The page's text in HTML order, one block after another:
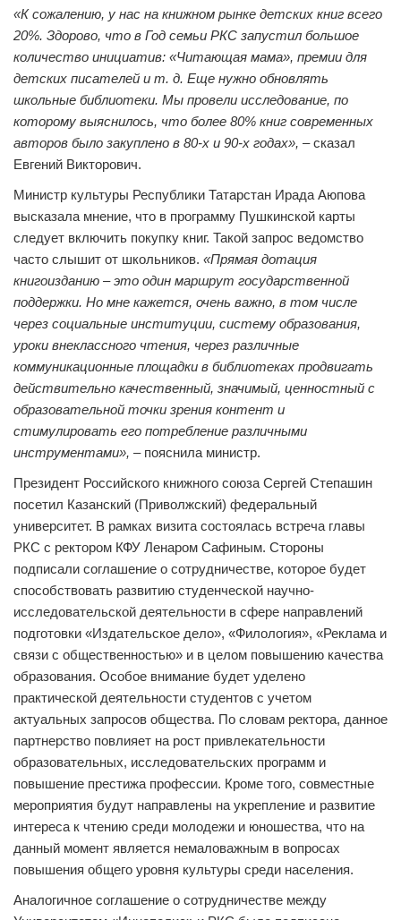
«К сожалению, у нас на книжном рынке детских книг всего
20%. Здорово, что в Год семьи РКС запустил большое
количество инициатив: «Читающая мама», премии для
детских писателей и т. д. Еще нужно обновлять
школьные библиотеки. Мы провели исследование, по
которому выяснилось, что более 80% книг современных
авторов было закуплено в 80-х и 90-х годах», – сказал
Евгений Викторович.
Министр культуры Республики Татарстан Ирада Аюпова
высказала мнение, что в программу Пушкинской карты
следует включить покупку книг. Такой запрос ведомство
часто слышит от школьников. «Прямая дотация
книгоизданию – это один маршрут государственной
поддержки. Но мне кажется, очень важно, в том числе
через социальные институции, систему образования,
уроки внеклассного чтения, через различные
коммуникационные площадки в библиотеках продвигать
действительно качественный, значимый, ценностный с
образовательной точки зрения контент и
стимулировать его потребление различными
инструментами», – пояснила министр.
Президент Российского книжного союза Сергей Степашин
посетил Казанский (Приволжский) федеральный
университет. В рамках визита состоялась встреча главы
РКС с ректором КФУ Ленаром Сафиным. Стороны
подписали соглашение о сотрудничестве, которое будет
способствовать развитию студенческой научно-
исследовательской деятельности в сфере направлений
подготовки «Издательское дело», «Филология», «Реклама и
связи с общественностью» и в целом повышению качества
образования. Особое внимание будет уделено
практической деятельности студентов с учетом
актуальных запросов общества. По словам ректора, данное
партнерство повлияет на рост привлекательности
образовательных, исследовательских программ и
повышение престижа профессии. Кроме того, совместные
мероприятия будут направлены на укрепление и развитие
интереса к чтению среди молодежи и юношества, что на
данный момент является немаловажным в вопросах
повышения общего уровня культуры среди населения.
Аналогичное соглашение о сотрудничестве между